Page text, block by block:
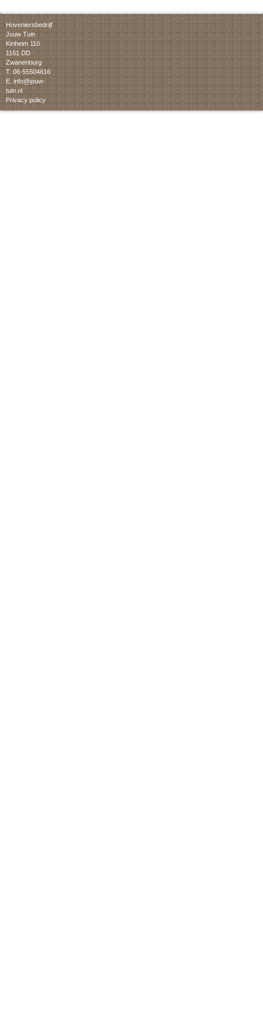
Hoveniersbedrijf
Jouw Tuin
Kinheim 110
1161 DD
Zwanenburg
T. 06-55504616
E. info@jouw-
tuin.nl
Privacy policy